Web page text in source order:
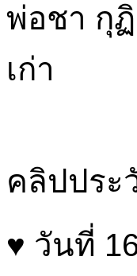
คลิปประ
♥ วันที่